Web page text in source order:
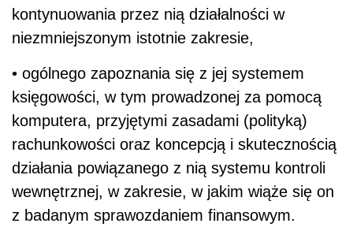
kontynuowania przez nią działalności w
niezmniejszonym istotnie zakresie,
• ogólnego zapoznania się z jej systemem
księgowości, w tym prowadzonej za pomocą
komputera, przyjętymi zasadami (polityką)
rachunkowości oraz koncepcją i skutecznością
działania powiązanego z nią systemu kontroli
wewnętrznej, w zakresie, w jakim wiąże się on
z badanym sprawozdaniem finansowym.